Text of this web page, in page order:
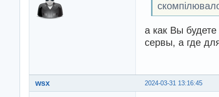
а как Вы
сервы, а где
2024-03-31 13:16:45
wsx